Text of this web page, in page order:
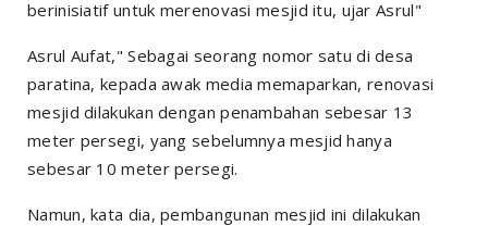
berinisiatif untuk merenovasi mesjid itu, ujar Asrul"
Asrul Aufat," Sebagai seorang nomor satu di desa
paratina, kepada awak media memaparkan, renovasi
mesjid dilakukan dengan penambahan sebesar 13
meter persegi, yang sebelumnya mesjid hanya
sebesar 10 meter persegi.
Namun, kata dia, pembangunan mesjid ini dilakukan